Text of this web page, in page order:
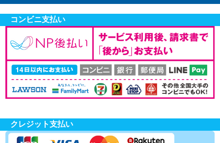
コンビニ支払い
クレジット支払い